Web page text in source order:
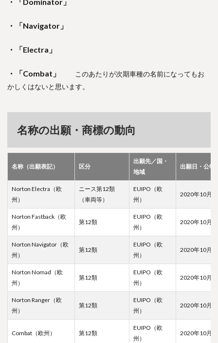
・「Navigator」
・「Electra」
・「Combat」
このあたりが次期車種の名前になってもお
かしくはないと思います。
名称の出願・商標の動向
名称（出願表記） 区分
出願先／国・
地域
出願日・公報
Norton Electra（欧
州）
ニース第12類
（車両等）
EUIPO（欧
州）
2020年10月
Norton Fastback（欧
州）
第12類
EUIPO（欧
州）
2020年10月
Norton Navigator（欧
州）
第12類
EUIPO（欧
州）
2020年10月
Norton Nomad（欧
州）
第12類
EUIPO（欧
州）
2020年10月
Norton Ranger（欧
州）
第12類
EUIPO（欧
州）
2020年10月
Combat（欧州） 第12類
EUIPO（欧
州）
2020年10月